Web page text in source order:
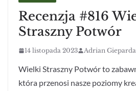
Recenzja #816
Straszny Potwór
14 listopada 2023 Adrian Gieparda
Wielki Straszny Potwór to
która przenosi nasze poziomy